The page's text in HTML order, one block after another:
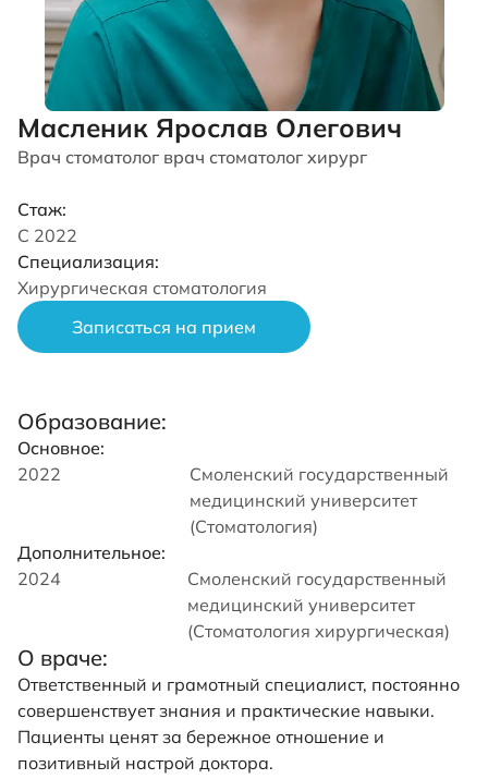
Масленик Ярослав Олегович
Врач стоматолог врач стоматолог хирург
Стаж:
С 2022
Специализация:
Хирургическая стоматология
Записаться на прием
Образование:
Основное:
2022
Смоленский государственный
медицинский университет
(Стоматология)
Дополнительное:
2024
Смоленский государственный
медицинский университет
(Стоматология хирургическая)
О враче:
Ответственный и грамотный специалист, постоянно
совершенствует знания и практические навыки.
Пациенты ценят за бережное отношение и
позитивный настрой доктора.